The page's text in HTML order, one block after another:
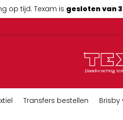
op tijd. Texam is gesloten van
Transfers bestellen Brisby